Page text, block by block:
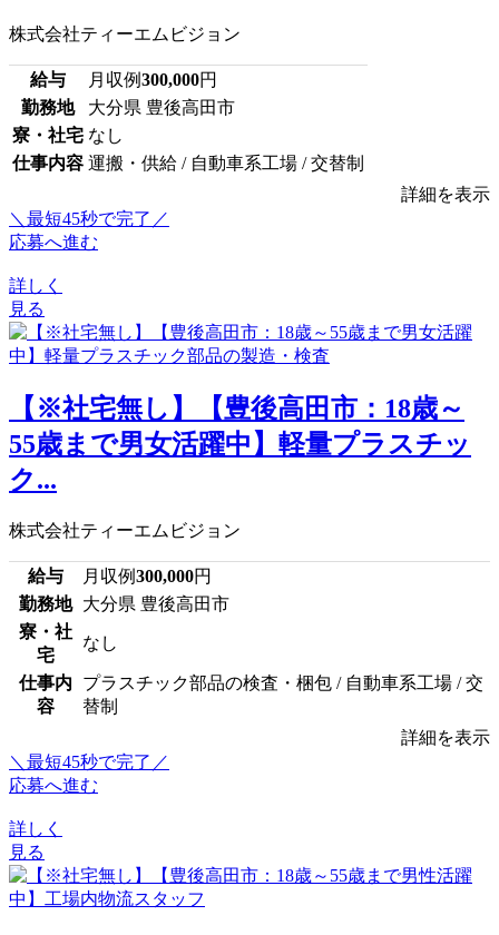
株式会社ティーエムビジョン
給与 月収例300,000円
勤務地
大分県 豊後高田市
寮・社宅 なし
仕事内容 運搬・供給 / 自動車系工場 / 交替制
詳細を表示
＼最短45秒で完了／
応募へ進む
詳しく
見る
【※社宅無し】【豊後高田市：18歳～
55歳まで男女活躍中】軽量プラスチッ
ク...
株式会社ティーエムビジョン
給与 月収例300,000円
勤務地
大分県 豊後高田市
寮・社
宅
なし
仕事内
容
プラスチック部品の検査・梱包 / 自動車系工場 / 交
替制
詳細を表示
＼最短45秒で完了／
応募へ進む
詳しく
見る